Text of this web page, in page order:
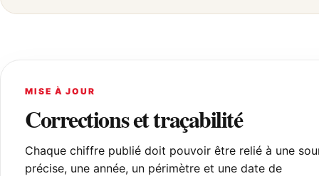
MISE À JOUR
Corrections et traçabilité
Chaque chiffre publié doit pouvoir être relié à une
précise, une année, un périmètre et une date de